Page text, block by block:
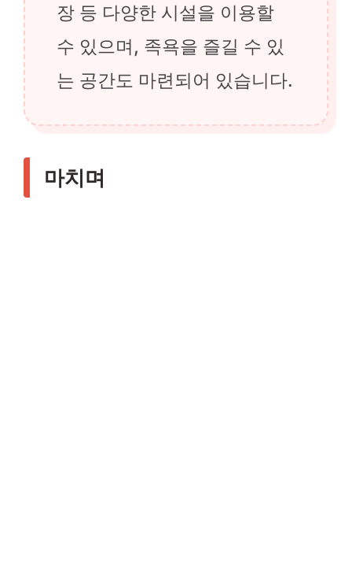
장 등 다양한 시설을 이용할
수 있으며, 족욕을 즐길 수 있
는 공간도 마련되어 있습니다.
마치며